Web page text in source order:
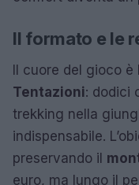
Il formato e le
Il cuore del gioco è
Tentazioni: dodici
trekking nella
indispensabile.
preservando il
euro, ma lungo il